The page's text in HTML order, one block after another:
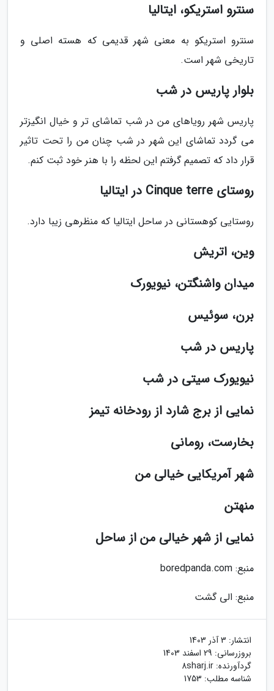
سنترو استریکو، ایتالیا
سنترو استریکو به معنی شهر قدیمی که هسته اصلی و
تاریخی شهر است.
بلوار پاریس در شب
پاریس شهر رویاهای من در شب تماشای تر و خیال انگیزتر
می گردد تماشای این شهر در شب چنان من را تحت تاثیر
قرار داد که تصمیم گرفتم این لحظه را با هنر خود ثبت کنم.
روستای Cinque terre در ایتالیا
روستایی کوهستانی در ساحل ایتالیا که منظرهی زیبا دارد.
وین، اتریش
میدان واشنگتن، نیویورک
برن، سوئیس
پاریس در شب
نیویورک سیتی در شب
نمایی از برج شارد از رودخانه تیمز
بخارست، رومانی
شهر آمریکایی خیالی من
منهتن
نمایی از شهر خیالی من از ساحل
منبع: boredpanda.com
منبع: الی گشت
انتشار: 3 آذر 1403
بروزرسانی: 29 اسفند 1403
گردآورنده: 8sharj.ir
شناسه مطلب: 1753